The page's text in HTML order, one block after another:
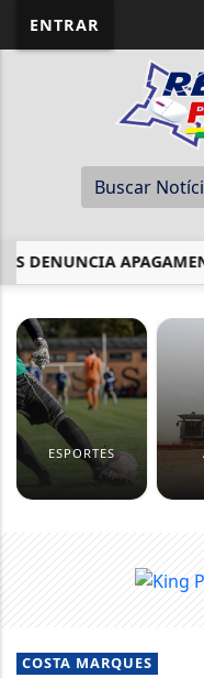
ENTRAR
ESPORTES
COSTA MARQUES